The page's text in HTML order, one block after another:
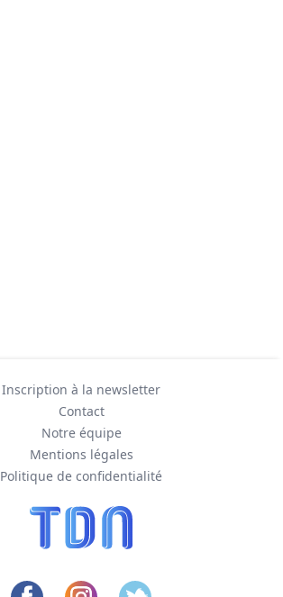
Inscription à la newsletter
Contact
Notre équipe
Mentions légales
Politique de confidentialité